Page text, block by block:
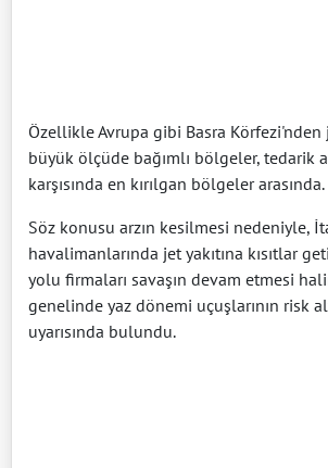
Özellikle Avrupa gibi Basra Körfezi'nden
büyük ölçüde bağımlı bölgeler, tedarik
karşısında en kırılgan bölgeler arasında.
Söz konusu arzın kesilmesi nedeniyle,
havalimanlarında jet yakıtına kısıtlar
yolu firmaları savaşın devam etmesi
genelinde yaz dönemi uçuşlarının risk
uyarısında bulundu.